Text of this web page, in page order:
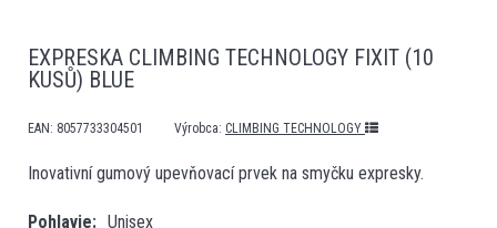
EXPRESKA CLIMBING TECHNOLOGY FIXIT (10
KUSŮ) BLUE
EAN: 8057733304501 Výrobca: CLIMBING TECHNOLOGY
Inovativní gumový upevňovací prvek na smyčku expresky.
Pohlavie Unisex